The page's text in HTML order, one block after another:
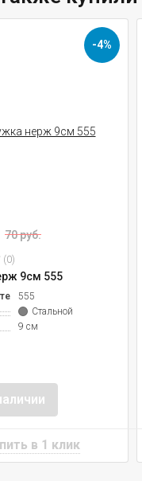
-4%
70 руб.
(0)
9см 555
555
Стальной
9 см